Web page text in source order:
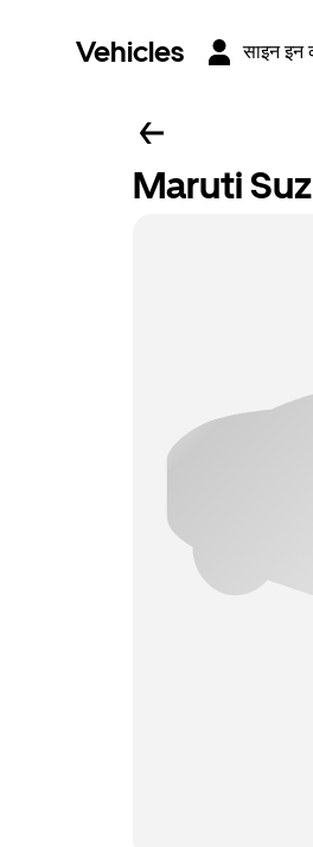
Vehicles साइन इन
Maruti